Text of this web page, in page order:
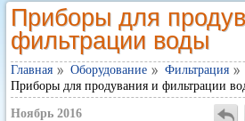
Приборы для
фильтрации воды
Главная Оборудование
Фильтрация
Приборы для продувания и фильтрации
Ноябрь 2016